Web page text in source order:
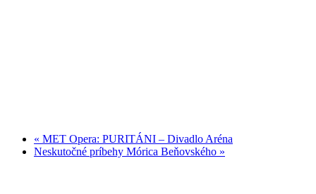
« MET Opera: PURITÁNI – Divadlo Aréna
Neskutočné príbehy Mórica Beňovského »